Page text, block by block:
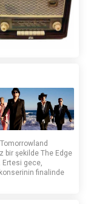
bir şekilde The Edge
Ertesi gece,
finalinde